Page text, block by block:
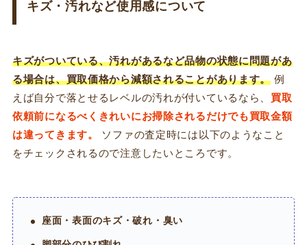
キズ・汚れなど使用感について
キズがついている、汚れがあるなど品物の状態に問題があ
る場合は、買取価格から減額されることがあります。 例
えば自分で落とせるレベルの汚れが付いているなら、 買取
依頼前になるべくきれいにお掃除されるだけでも買取金額
は違ってきます。
ソファの査定時には以下のようなこと
をチェックされるので注意したいところです。
座面・表面のキズ・破れ・臭い